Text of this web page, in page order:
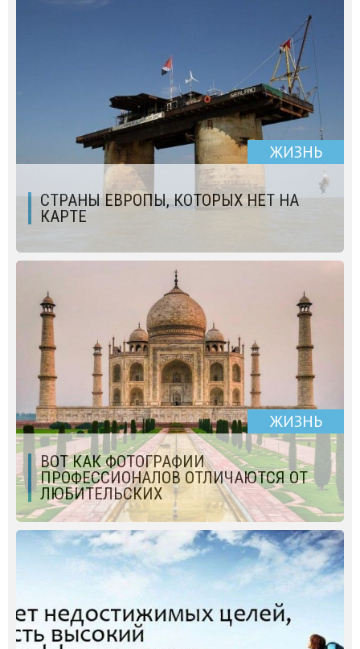
ЖИЗНЬ
СТРАНЫ ЕВРОПЫ, КОТОРЫХ НЕТ НА
КАРТЕ
ЖИЗНЬ
ВОТ КАК ФОТОГРАФИИ
ПРОФЕССИОНАЛОВ ОТЛИЧАЮТСЯ ОТ
ЛЮБИТЕЛЬСКИХ